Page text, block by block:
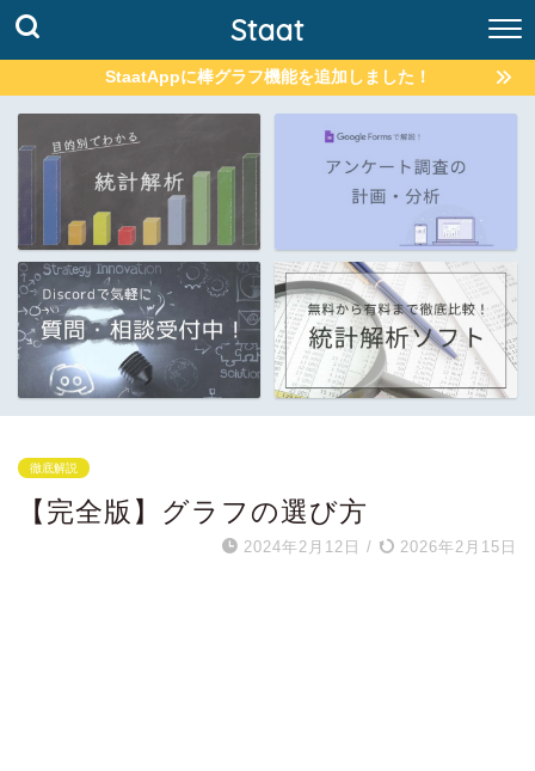
Staat
StaatAppに棒グラフ機能を追加しました！
徹底解説
【完全版】グラフの選び方
2024年2月12日 / 2026年2月15日